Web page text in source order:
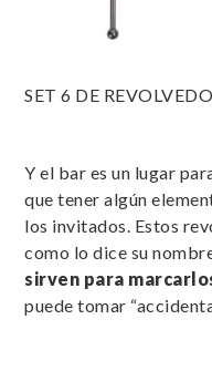
SET 6 DE
Y el bar es un lugar
que tener algún
los invitados. Estos
como lo dice su
sirven para
puede tomar